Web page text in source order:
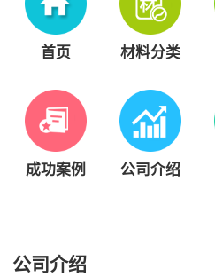
首页 材料分类
成功案例 公司介绍
公司介绍